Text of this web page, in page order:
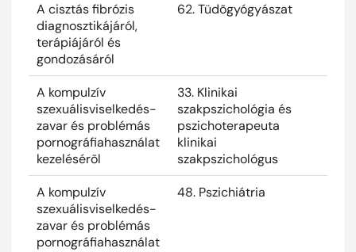
A cisztás fibrózis
diagnosztikájáról,
terápiájáról és
gondozásáról
62. Tüdõgyógyászat
A kompulzív
szexuálisviselkedés-
zavar és problémás
pornográfiahasználat
kezelésérõl
33. Klinikai
szakpszichológia és
pszichoterapeuta
klinikai
szakpszichológus
A kompulzív
szexuálisviselkedés-
zavar és problémás
pornográfiahasználat
48. Pszichiátria